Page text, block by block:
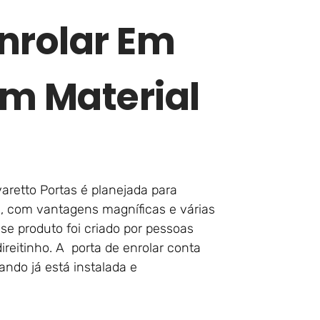
Em
Material
Portas é planejada para
com vantagens magníficas e várias
produto foi criado por pessoas
A porta de enrolar conta
já está instalada e